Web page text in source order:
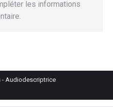
les informations
- Audiodescriptrice